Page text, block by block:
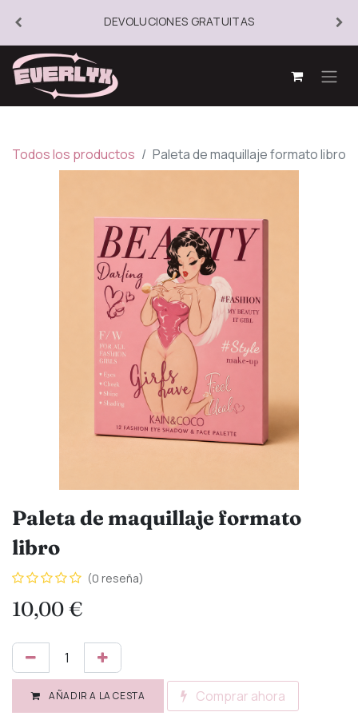
DEVOLUCIONES GRATUITAS
Todos los productos Paleta de maquillaje formato libro
Paleta de maquillaje formato
libro
(0 reseña)
10,00€
AÑADIR A LA CESTA Comprar ahora